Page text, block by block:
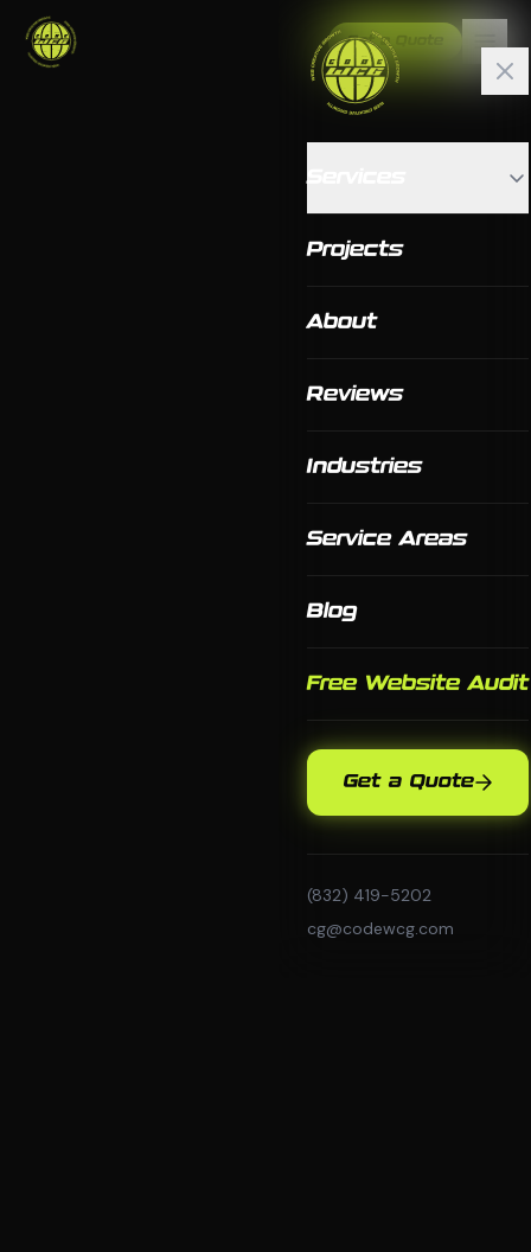
Get a Quote
Projects
About
Reviews
Industries
Service Areas
Blog
Free Website Audit
Get a Quote
(832) 419-5202
cg@codewcg.com